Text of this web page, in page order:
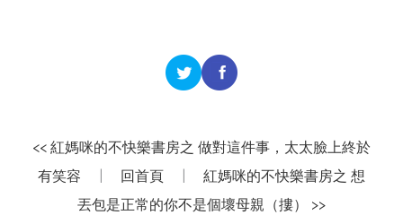
<< 紅媽咪的不快樂書房之 做對這件事，太太臉上終於
有笑容
回首頁
紅媽咪的不快樂書房之 想
丟包是正常的你不是個壞母親（摟） >>